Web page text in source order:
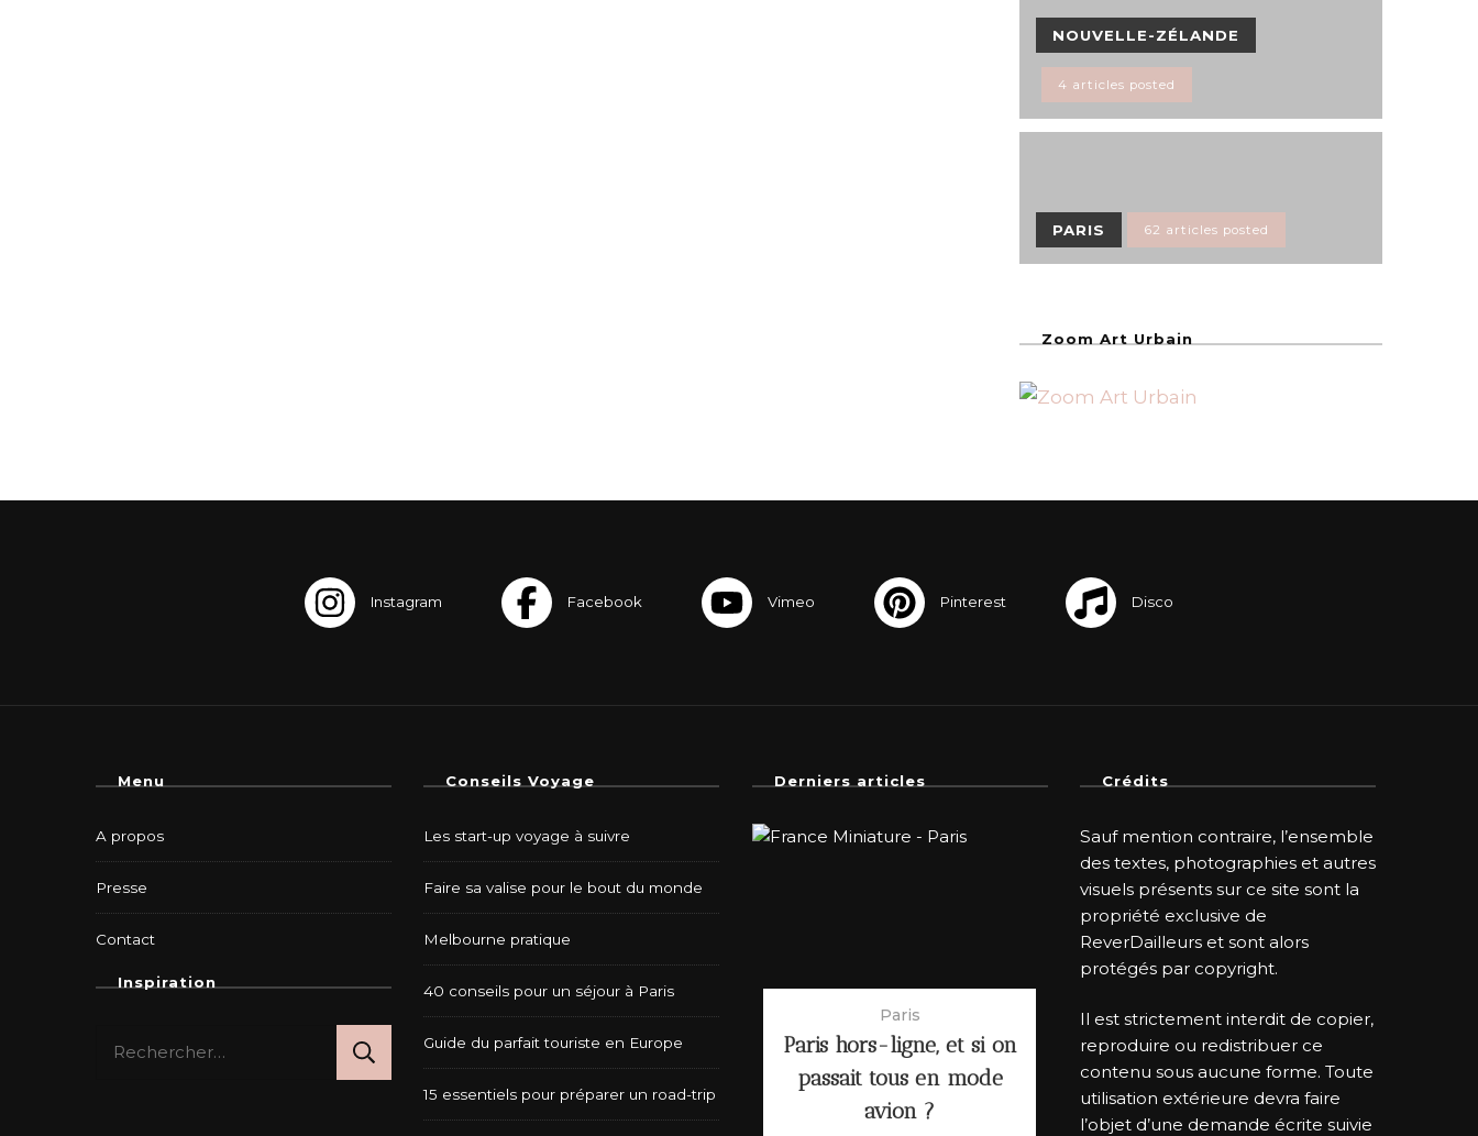
NOUVELLE-ZÉLANDE
4 articles posted
PARIS 62 articles posted
Zoom Art Urbain
Menu
A propos
Presse
Contact
Inspiration
Conseils Voyage
Les start-up voyage à suivre
Faire sa valise pour le bout du monde
Melbourne pratique
40 conseils pour un séjour à Paris
Guide du parfait touriste en Europe
15 essentiels pour préparer un road-trip
Derniers articles
Paris
Paris hors-ligne, et si on
passait tous en mode
avion ?
Crédits
Sauf mention contraire, l’ensemble
des textes, photographies et autres
visuels présents sur ce site sont la
propriété exclusive de
ReverDailleurs et sont alors
protégés par copyright.
Il est strictement interdit de copier,
reproduire ou redistribuer ce
contenu sous aucune forme. Toute
utilisation extérieure devra faire
l’objet d’une demande écrite suivie